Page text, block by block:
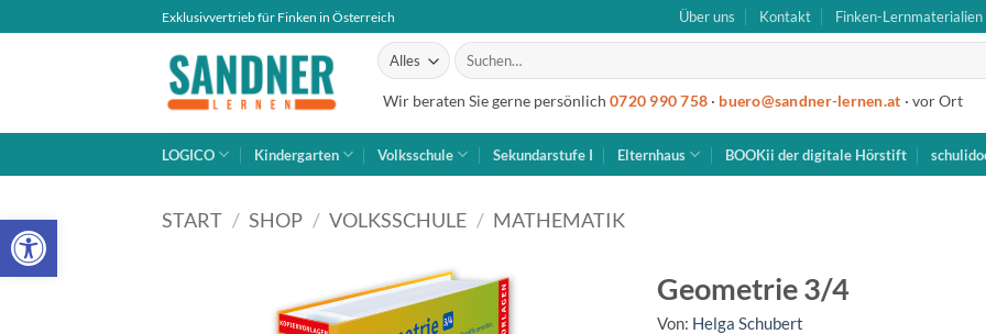
Open toolbar
Inhalt
Exklusivvertrieb für Finken in Österreich Über uns Kontakt Finken-Lernmaterialien
Suche
nach:
Wir beraten Sie gerne persönlich 0720 990 758 · buero@sandner-lernen.at · vor Ort
LOGICO Kindergarten Volksschule Sekundarstufe I Elternhaus BOOKii der digitale Hörstift
START / SHOP / VOLKSSCHULE / MATHEMATIK
Geometrie 3/4
Von: Helga Schubert